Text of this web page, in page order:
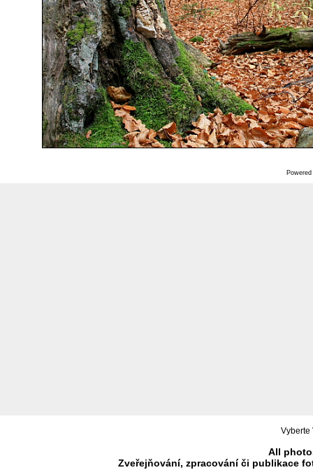
Vyberte
All
Zveřejňování, zpracování či publikace